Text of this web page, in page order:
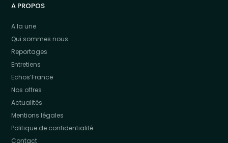
A PROPOS
A la une
Qui sommes nous
Reportages
Entretiens
Echos’France
Nos offres
Actualités
Mentions légales
Politique de confidentialité
Contact